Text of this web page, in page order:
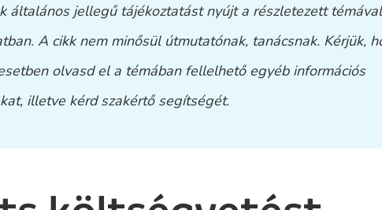
általános jellegű tájékoztatást nyújt a részletezett témával
A cikk nem minősül útmutatónak, tanácsnak. Kérjük,
olvasd el a témában fellelhető egyéb információs
illetve kérd szakértő segítségét.